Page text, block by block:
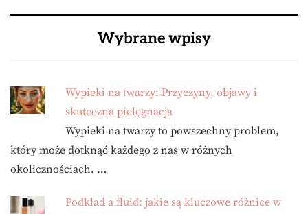
Wybrane wpisy
Wypieki na twarzy: Przyczyny, objawy i
skuteczna pielęgnacja
Wypieki na twarzy to powszechny problem,
który może dotknąć każdego z nas w różnych
okolicznościach. …
Podkład a fluid: jakie są kluczowe różnice w